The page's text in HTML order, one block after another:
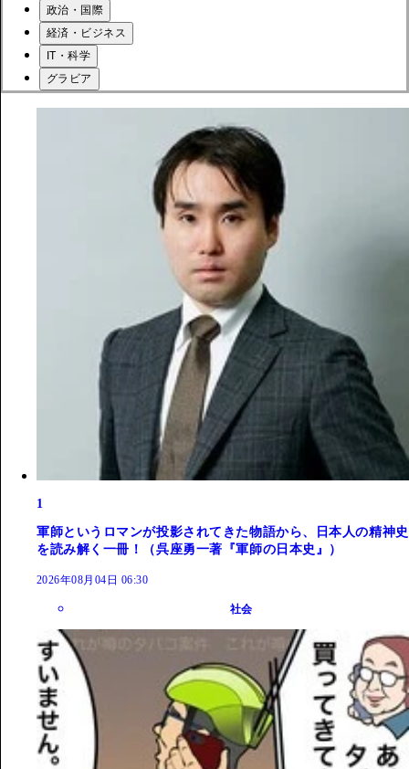
政治・国際
経済・ビジネス
IT・科学
グラビア
1
軍師というロマンが投影されてきた物語から、日本人の精神史
を読み解く一冊！（呉座勇一著『軍師の日本史』）
2026年08月04日 06:30
社会